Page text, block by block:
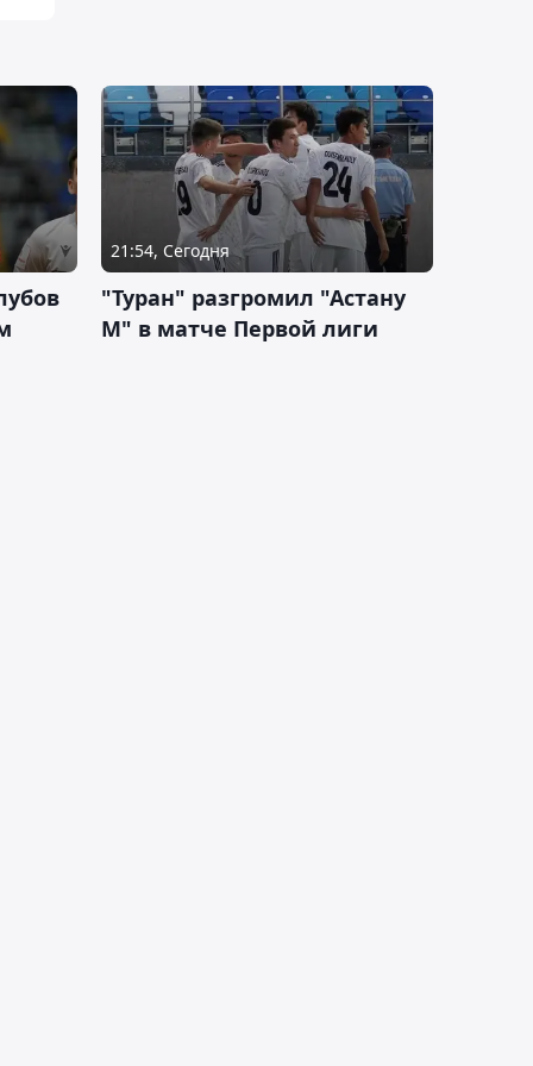
21:54, Сегодня
"Туран" разгромил "Астану
М" в матче Первой лиги